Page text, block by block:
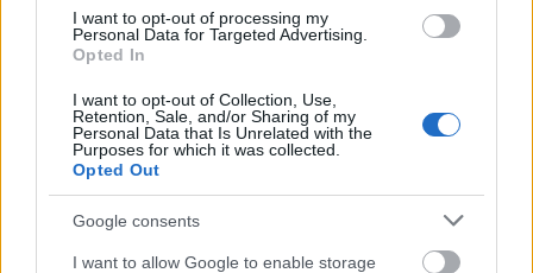
I want to opt-out of processing my
Personal Data for Targeted Advertising.
Opted In
I want to opt-out of Collection, Use,
Retention, Sale, and/or Sharing of my
Personal Data that Is Unrelated with the
Purposes for which it was collected.
Opted Out
Google consents
I want to allow Google to enable storage
Lange: A vándorló anya
(1936)
A cikk a Punkt oldalán olvasható el .
2014 / 09 / 23